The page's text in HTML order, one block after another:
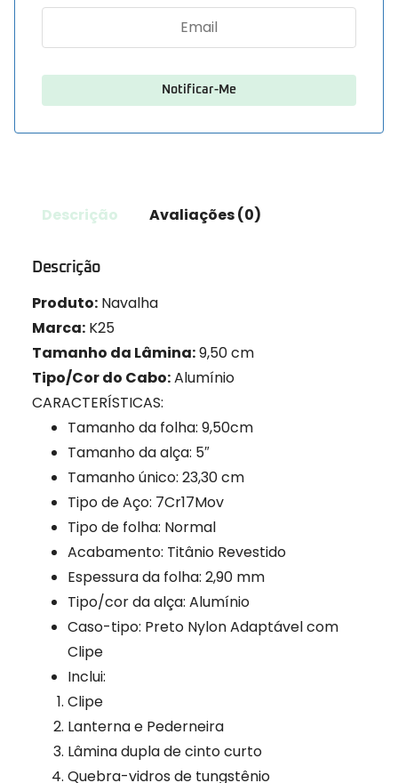
Descrição Avaliações (0)
Descrição
Produto: Navalha
Marca: K25
Tamanho da Lâmina:9,50 cm
Tipo/Cor do Cabo:Alumínio
CARACTERÍSTICAS:
Tamanho da folha: 9,50cm
Tamanho da alça: 5″
Tamanho único: 23,30 cm
Tipo de Aço: 7Cr17Mov
Tipo de folha: Normal
Acabamento: Titânio Revestido
Espessura da folha: 2,90 mm
Tipo/cor da alça: Alumínio
Caso-tipo: Preto Nylon Adaptável com
Clipe
Inclui:
Clipe
Lanterna e Pederneira
Lâmina dupla de cinto curto
Quebra-vidros de tungstênio